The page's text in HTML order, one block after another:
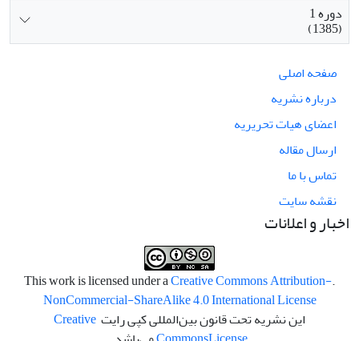
دوره 1
(1385)
صفحه اصلی
درباره نشریه
اعضای هیات تحریریه
ارسال مقاله
تماس با ما
نقشه سایت
اخبار و اعلانات
.This work is licensed under a
Creative Commons Attribution-
NonCommercial-ShareAlike 4.0 International License
این نشریه تحت قانون بین‌المللی کپی رایت Creative